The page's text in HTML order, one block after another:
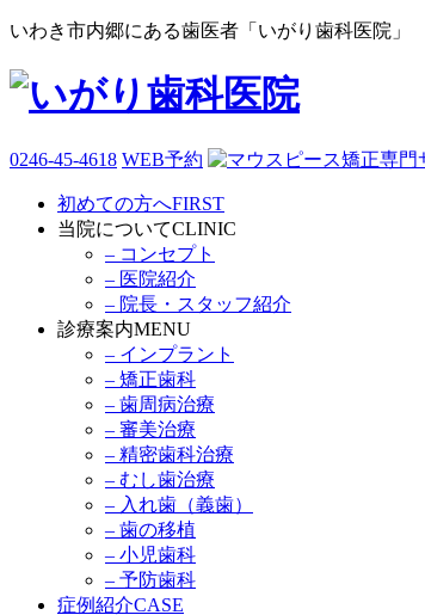
いわき市内郷にある歯医者「いがり歯科医院」
0246-45-4618 WEB予約
初めての方へFIRST
当院についてCLINIC
– コンセプト
– 医院紹介
– 院長・スタッフ紹介
診療案内MENU
– インプラント
– 矯正歯科
– 歯周病治療
– 審美治療
– 精密歯科治療
– むし歯治療
– 入れ歯（義歯）
– 歯の移植
– 小児歯科
– 予防歯科
症例紹介CASE